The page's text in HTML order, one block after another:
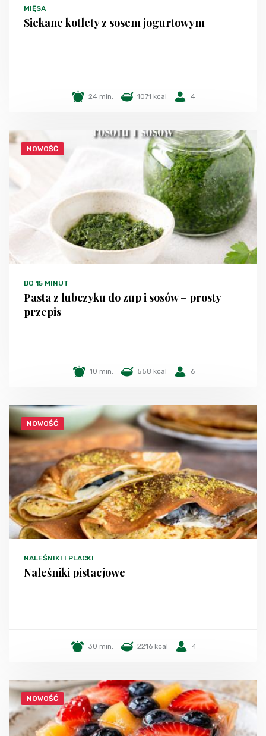
MIĘSA
Siekane kotlety z sosem jogurtowym
24 min. 1071 kcal 4
NOWOŚĆ
DO 15 MINUT
Pasta z lubczyku do zup i sosów – prosty
przepis
10 min. 558 kcal 6
NOWOŚĆ
NALEŚNIKI I PLACKI
Naleśniki pistacjowe
30 min. 2216 kcal 4
NOWOŚĆ